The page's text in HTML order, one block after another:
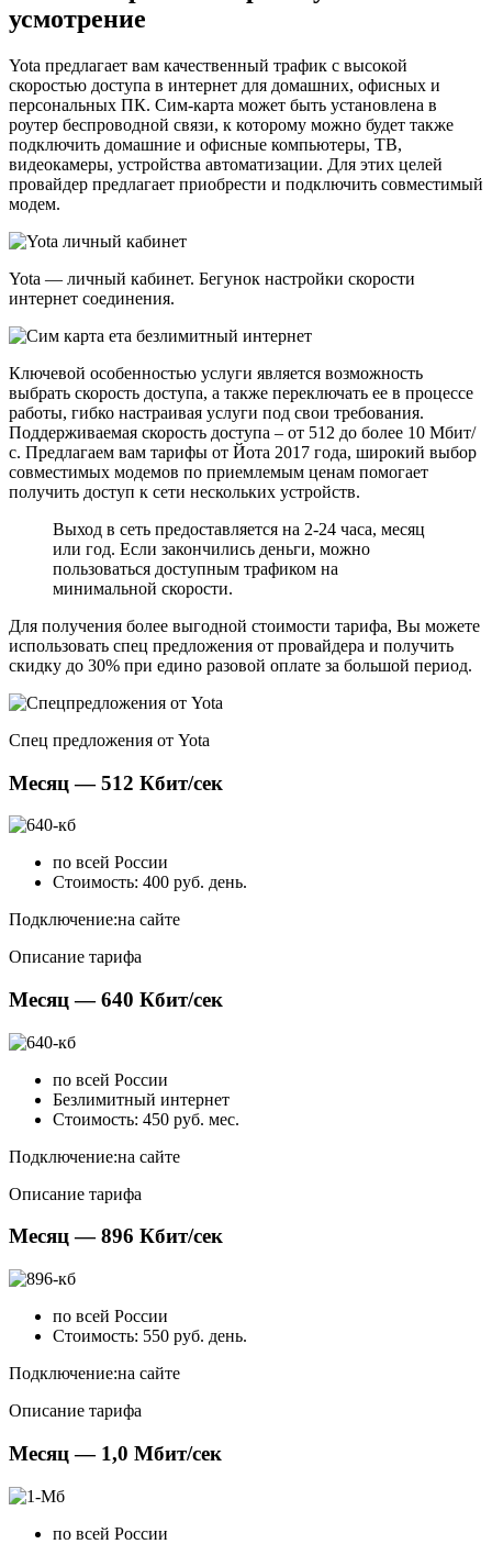
усмотрение
Yota предлагает вам качественный трафик с высокой
скоростью доступа в интернет для домашних, офисных и
персональных ПК. Сим-карта может быть установлена в
роутер беспроводной связи, к которому можно будет также
подключить домашние и офисные компьютеры, ТВ,
видеокамеры, устройства автоматизации. Для этих целей
провайдер предлагает приобрести и подключить совместимый
модем.
Yota — личный кабинет. Бегунок настройки скорости
интернет соединения.
Ключевой особенностью услуги является возможность
выбрать скорость доступа, а также переключать ее в процессе
работы, гибко настраивая услуги под свои требования.
Поддерживаемая скорость доступа – от 512 до более 10 Мбит/
с. Предлагаем вам тарифы от Йота 2017 года, широкий выбор
совместимых модемов по приемлемым ценам помогает
получить доступ к сети нескольких устройств.
Выход в сеть предоставляется на 2-24 часа, месяц
или год. Если закончились деньги, можно
пользоваться доступным трафиком на
минимальной скорости.
Для получения более выгодной стоимости тарифа, Вы можете
использовать спец предложения от провайдера и получить
скидку до 30% при едино разовой оплате за большой период.
Спец предложения от Yota
Месяц — 512 Кбит/сек
по всей России
Стоимость: 400 руб. день.
Подключение:на сайте
Описание тарифа
Месяц — 640 Кбит/сек
по всей России
Безлимитный интернет
Стоимость: 450 руб. мес.
Подключение:на сайте
Описание тарифа
Месяц — 896 Кбит/сек
по всей России
Стоимость: 550 руб. день.
Подключение:на сайте
Описание тарифа
Месяц — 1,0 Мбит/сек
по всей России